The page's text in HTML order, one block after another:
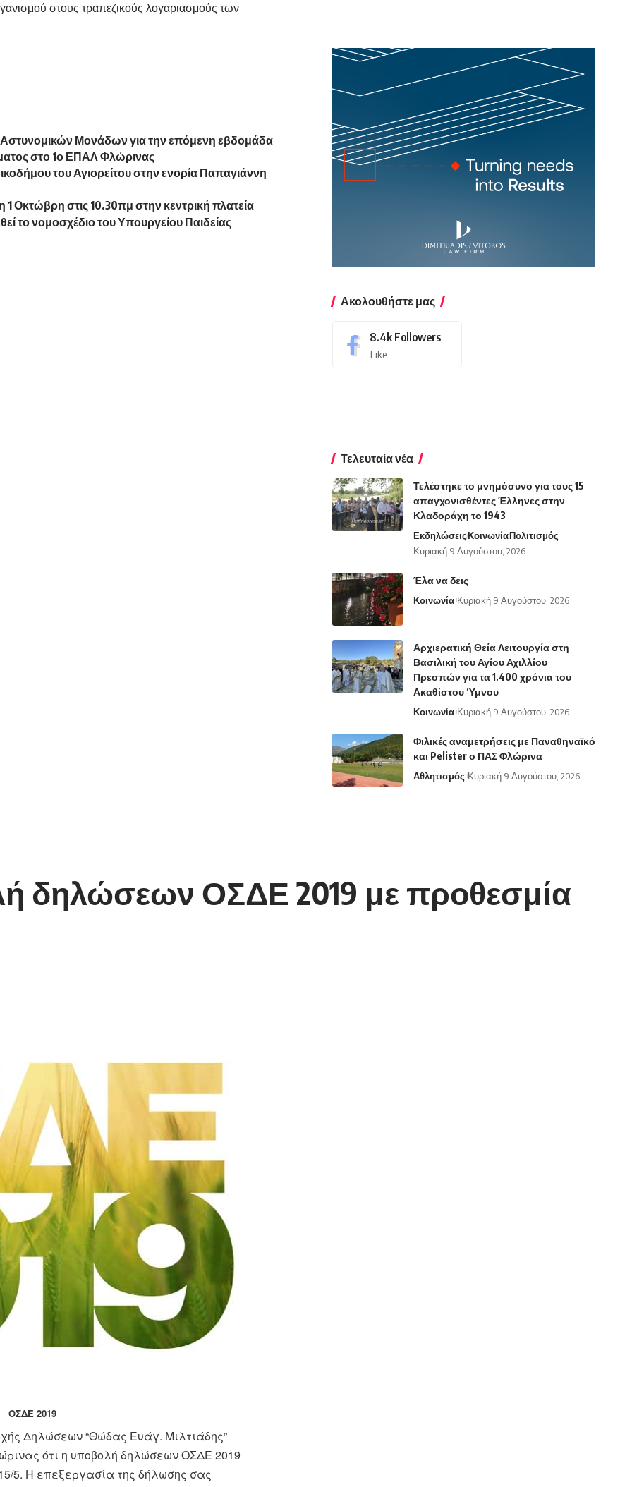
στους τραπεζικούς λογαριασμούς των
Μονάδων για την επόμενη εβδομάδα
στο 1ο ΕΠΑΛ Φλώρινας
του Αγιορείτου στην ενορία Παπαγιάννη
Οκτώβρη στις 10.30πμ στην κεντρική πλατεία
το νομοσχέδιο του Υπουργείου Παιδείας
Ακολουθήστε μας
8.4k Followers
Like
Τελευταία νέα
Τελέστηκε το μνημόσυνο για τους 15
απαγχονισθέντες Έλληνες στην
Κλαδοράχη το 1943
ΕκδηλώσειςΚοινωνίαΠολιτισμός
Κυριακή 9 Αυγούστου, 2026
Έλα να δεις
Κοινωνία Κυριακή 9 Αυγούστου, 2026
Αρχιερατική Θεία Λειτουργία στη
Βασιλική του Αγίου Αχιλλίου
Πρεσπών για τα 1.400 χρόνια του
Ακαθίστου Ύμνου
Κοινωνία Κυριακή 9 Αυγούστου, 2026
Φιλικές αναμετρήσεις με Παναθηναϊκό
και Pelister ο ΠΑΣ Φλώρινα
Αθλητισμός Κυριακή 9 Αυγούστου, 2026
δηλώσεων ΟΣΔΕ 2019 με προθεσμία
ΟΣΔΕ 2019
Δηλώσεων “Θώδας Ευάγ. Μιλτιάδης”
ότι η υποβολή δηλώσεων ΟΣΔΕ 2019
5. Η επεξεργασία της δήλωσης σας